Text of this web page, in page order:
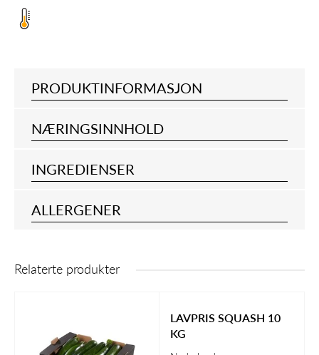
PRODUKTINFORMASJON
NÆRINGSINNHOLD
INGREDIENSER
ALLERGENER
Relaterte produkter
LAVPRIS SQUASH 10
KG